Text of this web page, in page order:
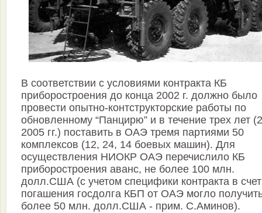
В соответствии с условиями контракта КБ
приборостроения до конца 2002 г. должно было
провести опытно-контструкторские работы по
обновленному “Панцирю” и в течение трех лет
2005 гг.) поставить в ОАЭ тремя партиями 50
комплексов (12, 24, 14 боевых машин). Для
осуществления НИОКР ОАЭ перечислило КБ
приборостроения аванс, не более 100 млн.
долл.США (с учетом специфики контракта в счет
погашения госдолга КБП от ОАЭ могло
более 50 млн. долл.США - прим. С.Аминов).